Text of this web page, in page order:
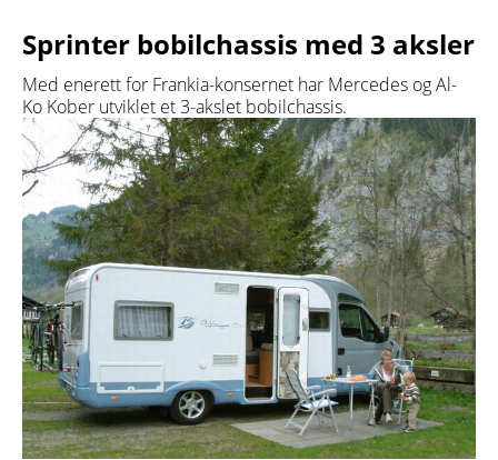
Sprinter bobilchassis med 3 aksler
Med enerett for Frankia-konsernet har Mercedes og Al-
Ko Kober utviklet et 3-akslet bobilchassis.